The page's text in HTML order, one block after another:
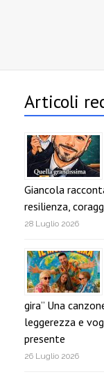
Articoli
Giancola
resilienza,
28 Luglio 2026
gira” Una
leggerezza e
presente
26 Luglio 2026